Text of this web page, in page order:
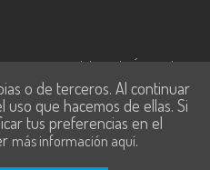
recursos del Fondo Único de
las Comunicaciones de MinTic.
o de terceros. Al continuar
uso que hacemos de ellas. Si
tus preferencias en el
más información aquí.